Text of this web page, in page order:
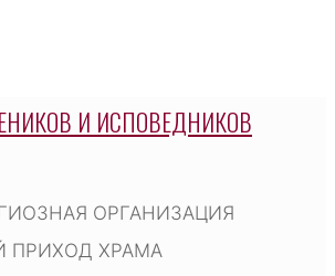
И ИСПОВЕДНИКОВ
ОРГАНИЗАЦИЯ
ПРИХОД ХРАМА